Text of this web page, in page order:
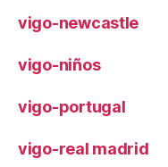
vigo-newcastle
vigo-niños
vigo-portugal
vigo-real madrid